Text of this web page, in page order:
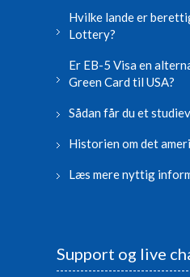
Hvilke lande er
Lottery?
Er EB-5 Visa en
Green Card til USA?
Sådan får du et
Historien om det
Læs mere nyttig
Support og live